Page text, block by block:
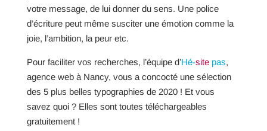
votre message, de lui donner du sens. Une police
d’écriture peut même susciter une émotion comme la
joie, l’ambition, la peur etc.
Pour faciliter vos recherches, l’équipe d’Hé-site pas,
agence web à Nancy, vous a concocté une sélection
des 5 plus belles typographies de 2020 ! Et vous
savez quoi ? Elles sont toutes téléchargeables
gratuitement !